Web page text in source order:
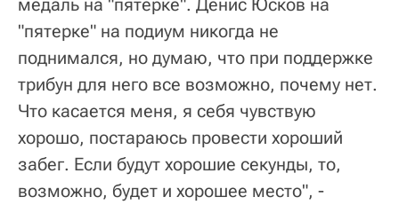
"пятерке" на подиум никогда не
поднимался, но думаю, что при поддержке
трибун для него все возможно, почему нет.
Что касается меня, я себя чувствую
хорошо, постараюсь провести хороший
забег. Если будут хорошие секунды, то,
возможно, будет и хорошее место", -